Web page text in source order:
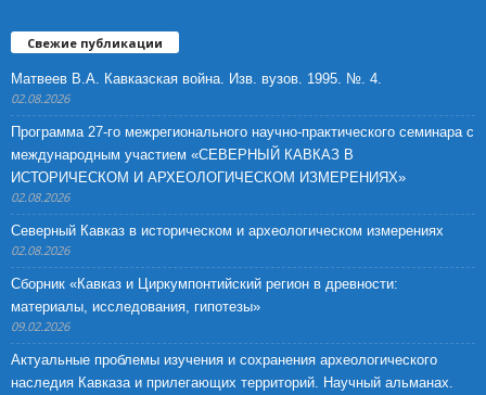
Свежие публикации
Матвеев В.А. Кавказская война. Изв. вузов. 1995. №. 4.
02.08.2026
Программа 27-го межрегионального научно-практического семинара с
международным участием «СЕВЕРНЫЙ КАВКАЗ В
ИСТОРИЧЕСКОМ И АРХЕОЛОГИЧЕСКОМ ИЗМЕРЕНИЯХ»
02.08.2026
Северный Кавказ в историческом и археологическом измерениях
02.08.2026
Сборник «Кавказ и Циркумпонтийский регион в древности:
материалы, исследования, гипотезы»
09.02.2026
Актуальные проблемы изучения и сохранения археологического
наследия Кавказа и прилегающих территорий. Научный альманах.